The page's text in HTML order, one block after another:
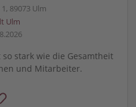
89073 Ulm
Ulm
stark wie die Gesamtheit
und Mitarbeiter.